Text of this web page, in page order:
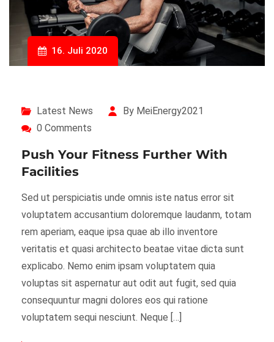
16. Juli 2020
Latest News
By MeiEnergy2021
0 Comments
Push Your Fitness Further With
Facilities
Sed ut perspiciatis unde omnis iste natus error sit
voluptatem accusantium doloremque laudanm, totam
rem aperiam, eaque ipsa quae ab illo inventore
veritatis et quasi architecto beatae vitae dicta sunt
explicabo. Nemo enim ipsam voluptatem quia
voluptas sit aspernatur aut odit aut fugit, sed quia
consequuntur magni dolores eos qui ratione
voluptatem sequi nesciunt. Neque […]